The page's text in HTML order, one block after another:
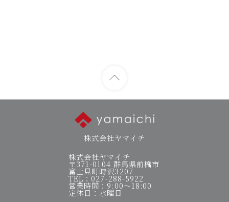
株式会社ヤマイチ
株式会社ヤマイチ
〒371-0104 群馬県前橋市
富士見町時沢3207
TEL：027-288-5922
営業時間：9:00～18:00
定休日：水曜日